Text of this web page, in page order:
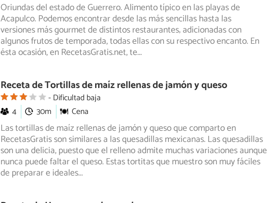
Oriundas del estado de Guerrero. Alimento típico en las playas de
Acapulco. Podemos encontrar desde las más sencillas hasta las
versiones másgourmet de distintos restaurantes; adicionadas con
algunos frutos de temporada, todas ellas con su respectivo encanto. En
ésta ocasión, en RecetasGratis.net, te...
Receta de Tortillas de maíz rellenas de jamón y queso
Dificultad baja
4
30m Cena
Las tortillas de maíz rellenas de jamón y queso que comparto en
RecetasGratis son similares a las quesadillas mexicanas. Las quesadillas
sonuna delicia, puesto que el relleno admite muchas variaciones aunque
nunca puede faltar el queso. Estas tortitas que muestro son muy fáciles
de preparar e ideales...